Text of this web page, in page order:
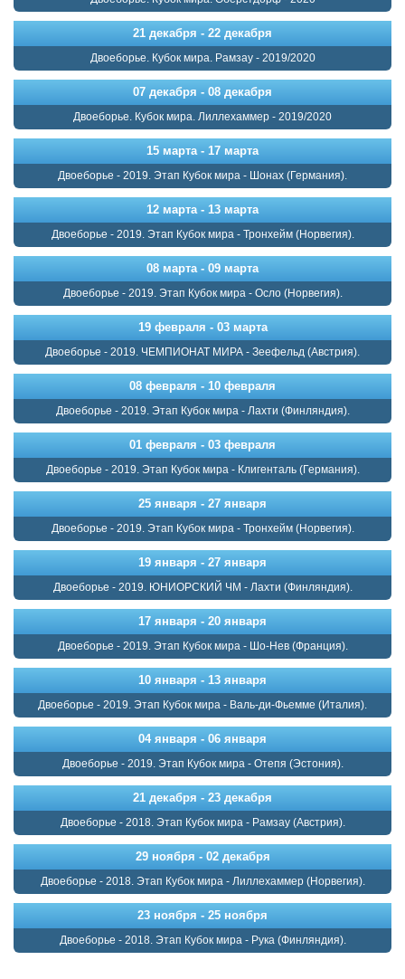
21 декабря - 22 декабря
Двоеборье. Кубок мира. Рамзау - 2019/2020
07 декабря - 08 декабря
Двоеборье. Кубок мира. Лиллехаммер - 2019/2020
15 марта - 17 марта
Двоеборье - 2019. Этап Кубок мира - Шонах (Германия).
12 марта - 13 марта
Двоеборье - 2019. Этап Кубок мира - Тронхейм (Норвегия).
08 марта - 09 марта
Двоеборье - 2019. Этап Кубок мира - Осло (Норвегия).
19 февраля - 03 марта
Двоеборье - 2019. ЧЕМПИОНАТ МИРА - Зеефельд (Австрия).
08 февраля - 10 февраля
Двоеборье - 2019. Этап Кубок мира - Лахти (Финляндия).
01 февраля - 03 февраля
Двоеборье - 2019. Этап Кубок мира - Клигенталь (Германия).
25 января - 27 января
Двоеборье - 2019. Этап Кубок мира - Тронхейм (Норвегия).
19 января - 27 января
Двоеборье - 2019. ЮНИОРСКИЙ ЧМ - Лахти (Финляндия).
17 января - 20 января
Двоеборье - 2019. Этап Кубок мира - Шо-Нев (Франция).
10 января - 13 января
Двоеборье - 2019. Этап Кубок мира - Валь-ди-Фьемме (Италия).
04 января - 06 января
Двоеборье - 2019. Этап Кубок мира - Отепя (Эстония).
21 декабря - 23 декабря
Двоеборье - 2018. Этап Кубок мира - Рамзау (Австрия).
29 ноября - 02 декабря
Двоеборье - 2018. Этап Кубок мира - Лиллехаммер (Норвегия).
23 ноября - 25 ноября
Двоеборье - 2018. Этап Кубок мира - Рука (Финляндия).